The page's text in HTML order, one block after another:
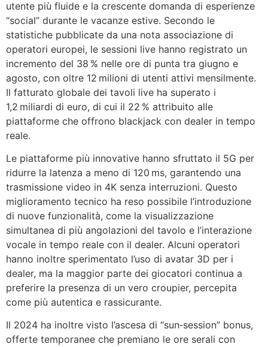
utente più fluide e la crescente domanda di esperienze
“social” durante le vacanze estive. Secondo le
statistiche pubblicate da una nota associazione di
operatori europei, le sessioni live hanno registrato un
incremento del 38 % nelle ore di punta tra giugno e
agosto, con oltre 12 milioni di utenti attivi mensilmente.
Il fatturato globale dei tavoli live ha superato i
1,2 miliardi di euro, di cui il 22 % attribuito alle
piattaforme che offrono blackjack con dealer in tempo
reale.
Le piattaforme più innovative hanno sfruttato il 5G per
ridurre la latenza a meno di 120 ms, garantendo una
trasmissione video in 4K senza interruzioni. Questo
miglioramento tecnico ha reso possibile l’introduzione
di nuove funzionalità, come la visualizzazione
simultanea di più angolazioni del tavolo e l’interazione
vocale in tempo reale con il dealer. Alcuni operatori
hanno inoltre sperimentato l’uso di avatar 3D per i
dealer, ma la maggior parte dei giocatori continua a
preferire la presenza di un vero croupier, percepita
come più autentica e rassicurante.
Il 2024 ha inoltre visto l’ascesa di “sun‑session” bonus,
offerte temporanee che premiano le ore serali con